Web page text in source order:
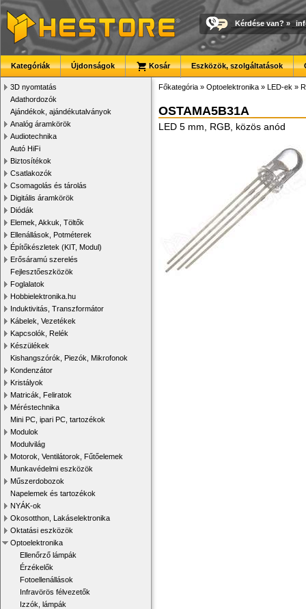
Kérdése van? »
Kategóriák Újdonságok Kosár Eszközök, szolgáltatások
3D nyomtatás
Adathordozók
Ajándékok, ajándékutalványok
Analóg áramkörök
Audiotechnika
Autó HiFi
Biztosítékok
Csatlakozók
Csomagolás és tárolás
Digitális áramkörök
Diódák
Elemek, Akkuk, Töltők
Ellenállások, Potméterek
Építőkészletek (KIT, Modul)
Erősáramú szerelés
Fejlesztőeszközök
Foglalatok
Hobbielektronika.hu
Induktivitás, Transzformátor
Kábelek, Vezetékek
Kapcsolók, Relék
Készülékek
Kishangszórók, Piezók, Mikrofonok
Kondenzátor
Kristályok
Matricák, Feliratok
Méréstechnika
Mini PC, ipari PC, tartozékok
Modulok
Modulvilág
Motorok, Ventilátorok, Fűtőelemek
Munkavédelmi eszközök
Műszerdobozok
Napelemek és tartozékok
NYÁK-ok
Okosotthon, Lakáselektronika
Oktatási eszközök
Optoelektronika
Ellenőrző lámpák
Érzékelők
Fotoellenállások
Infravörös félvezetők
Izzók, lámpák
Főkategória » Optoelektronika » LED-ek »
OSTAMA5B31A
LED 5 mm, RGB, közös anód